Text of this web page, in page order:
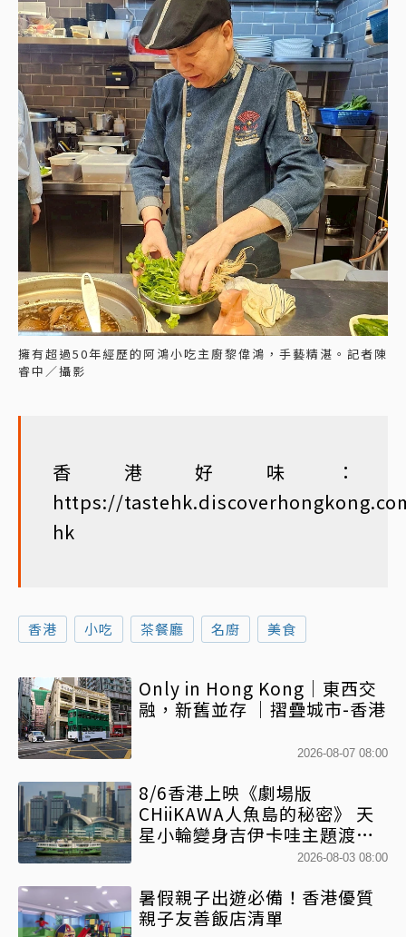
擁有超過50年經歷的阿鴻小吃主廚黎偉鴻，手藝精湛。記者陳
睿中／攝影
香港好味：
https://
hk
香港 小吃 茶餐廳 名廚 美食
Only in Hong Kong｜東西交
融，新舊並存 ｜摺疊城市-香港
2026-08-07 08:00
8/6香港上映《劇場版
CHiiKAWA人魚島的秘密》 天
星小輪變身吉伊卡哇主題渡輪
2026-08-03 08:00
暑假親子出遊必備！香港優質
親子友善飯店清單